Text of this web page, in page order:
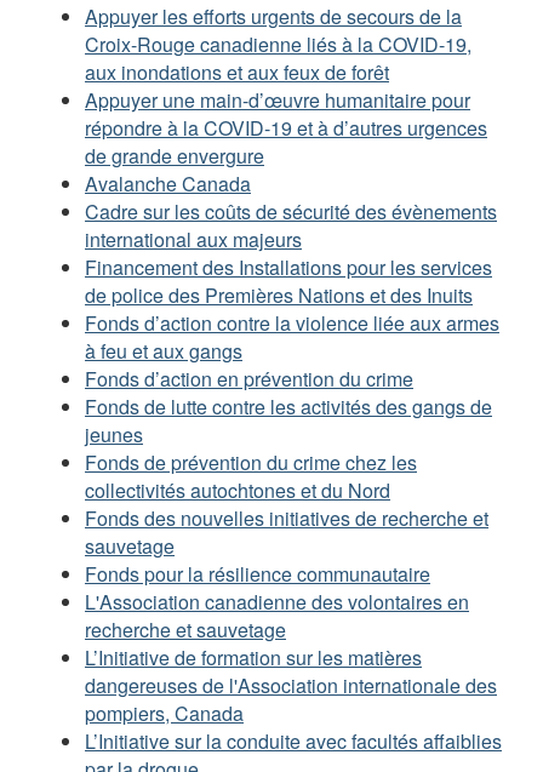
Appuyer les efforts urgents de secours de la
Croix-Rouge canadienne liés à la COVID-19,
aux inondations et aux feux de forêt
Appuyer une main-d’œuvre humanitaire pour
répondre à la COVID-19 et à d’autres urgences
de grande envergure
Avalanche Canada
Cadre sur les coûts de sécurité des évènements
international aux majeurs
Financement des Installations pour les services
de police des Premières Nations et des Inuits
Fonds d’action contre la violence liée aux armes
à feu et aux gangs
Fonds d’action en prévention du crime
Fonds de lutte contre les activités des gangs de
jeunes
Fonds de prévention du crime chez les
collectivités autochtones et du Nord
Fonds des nouvelles initiatives de recherche et
sauvetage
Fonds pour la résilience communautaire
L'Association canadienne des volontaires en
recherche et sauvetage
L’Initiative de formation sur les matières
dangereuses de l'Association internationale des
pompiers, Canada
L’Initiative sur la conduite avec facultés affaiblies